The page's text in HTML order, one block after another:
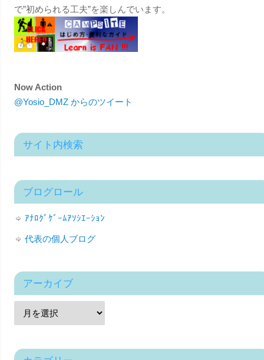
で”初められる工夫”を楽しんでいます。
Now Action
@Yosio_DMZ からのツイート
サイト内検索
ブログロール
ｱﾅﾛｸﾞｹﾞｰﾑｱｿｼｴｰｼｮﾝ
代表の個人ブログ
アーカイブ